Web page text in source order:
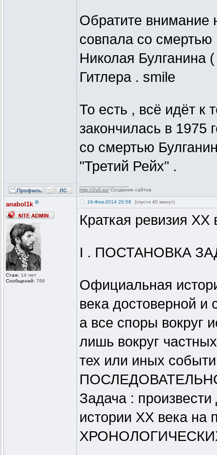
Обратите внимание
совпала со смертью
Николая Булганина
Гитлера . smile
То есть , всё идёт к
закончилась в 1975
со смертью
"Третий Рейх" .
http://2v3.su/ Создание сайтов
anabol1k ®
Стаж: 14 лет
Сообщений: 766
16-Фев-2014 20:58 (спустя 40 минут)
Краткая ревизия XX
I . ПОСТАНОВКА
Официальная
века достоверной и
а все споры вокруг
лишь вокруг
тех или иных
Задача :
истории XX века на
ХРОНОЛОГИЧЕСКИХ